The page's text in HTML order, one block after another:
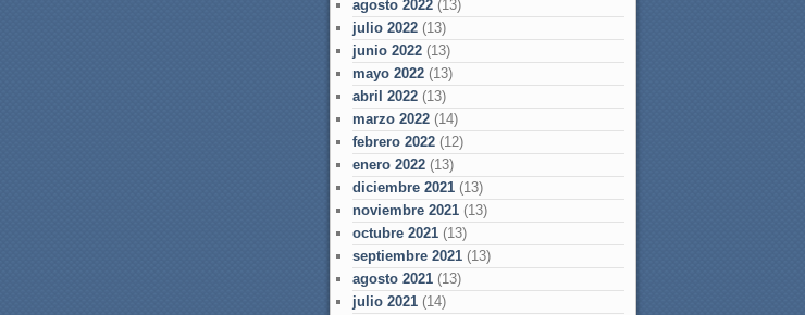
agosto 2022 (13)
julio 2022 (13)
junio 2022 (13)
mayo 2022 (13)
abril 2022 (13)
marzo 2022 (14)
febrero 2022 (12)
enero 2022 (13)
diciembre 2021 (13)
noviembre 2021 (13)
octubre 2021 (13)
septiembre 2021 (13)
agosto 2021 (13)
julio 2021 (14)